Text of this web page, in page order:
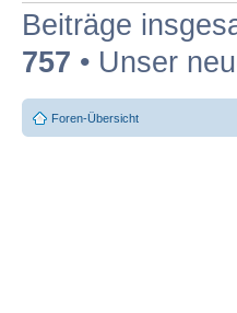
Beiträge
757 • Unser
Foren-Übersicht